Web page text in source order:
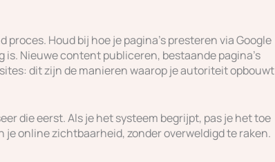
Houd bij hoe je pagina’s presteren via Google
Nieuwe content publiceren, bestaande pagina’s
dit zijn de manieren waarop je autoriteit opbouwt
die eerst. Als je het systeem begrijpt, pas je het toe
je online zichtbaarheid, zonder overweldigd te raken.